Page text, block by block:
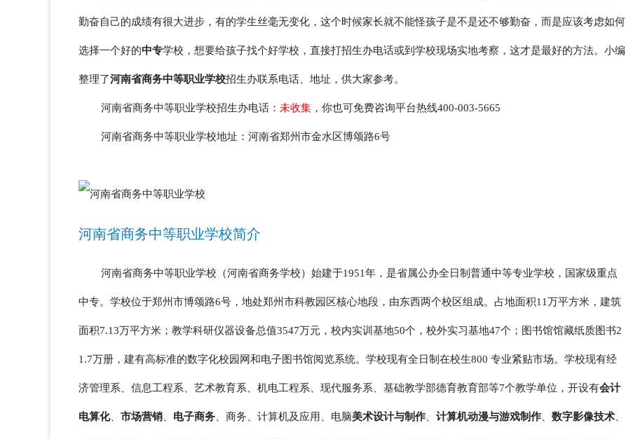
勤奋自己的成绩有很大进步，有的学生丝毫无变化，这个时候家长就不能怪孩子是不是还不够勤奋，而是应该考虑如何
选择一个好的中专学校，想要给孩子找个好学校，直接打招生办电话或到学校现场实地考察，这才是最好的方法。小编
整理了河南省商务中等职业学校招生办联系电话、地址，供大家参考。
河南省商务中等职业学校招生办电话： 未收集 ，你也可免费咨询平台热线400-003-5665
河南省商务中等职业学校地址：河南省郑州市金水区博颂路6号
河南省商务中等职业学校简介
河南省商务中等职业学校（河南省商务学校）始建于1951年，是省属公办全日制普通中等专业学校，国家级重点
中专。学校位于郑州市博颂路6号，地处郑州市科教园区核心地段，由东西两个校区组成。占地面积11万平方米，建筑
面积7.13万平方米；教学科研仪器设备总值3547万元，校内实训基地50个，校外实习基地47个；图书馆馆藏纸质图书2
1.7万册，建有高标准的数字化校园网和电子图书馆阅览系统。学校现有全日制在校生800 专业紧贴市场。学校现有经
济管理系、信息工程系、艺术教育系、机电工程系、现代服务系、基础教学部德育教育部等7个教学单位，开设有会计
电算化、 市场营销、 电子商务、商务、计算机及应用、电脑美术设计与制作、 计算机动漫与游戏制作、 数字影像技术、